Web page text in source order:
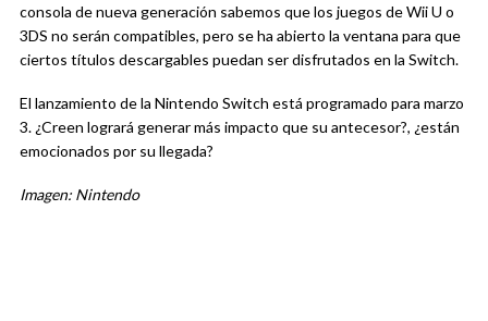
consola de nueva generación sabemos que los juegos de Wii U o
3DS no serán compatibles, pero se ha abierto la ventana para que
ciertos títulos descargables puedan ser disfrutados en la Switch.
El lanzamiento de la Nintendo Switch está programado para marzo
3. ¿Creen logrará generar más impacto que su antecesor?, ¿están
emocionados por su llegada?
Imagen: Nintendo